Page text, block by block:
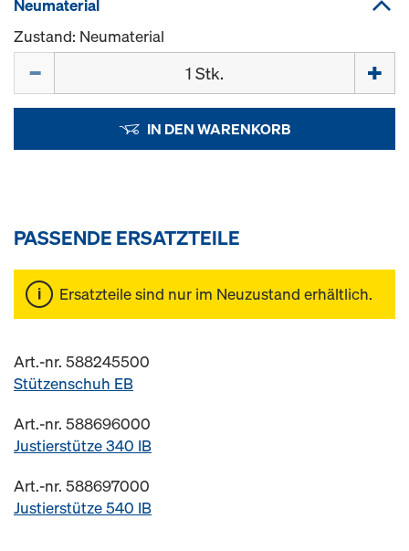
Neumaterial
Zustand: Neumaterial
IN DEN WARENKORB
PASSENDE ERSATZTEILE
Ersatzteile sind nur im Neuzustand erhältlich.
Art.-nr. 588245500
Stützenschuh EB
Art.-nr. 588696000
Justierstütze 340 IB
Art.-nr. 588697000
Justierstütze 540 IB